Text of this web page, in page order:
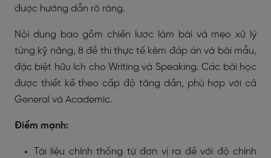
được hướng dẫn rõ ràng.
Nội dung bao gồm chiến lược làm bài và mẹo xử lý
từng kỹ năng, 8 đề thi thực tế kèm đáp án và bài mẫu,
đặc biệt hữu ích cho Writing và Speaking. Các bài học
được thiết kế theo cấp độ tăng dần, phù hợp với cả
General và Academic.
Điểm mạnh:
Tài liệu chính thống từ đơn vị ra đề với độ chính